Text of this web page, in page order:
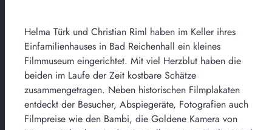
Helma Türk und Christian Riml haben im Keller ihres
Einfamilienhauses in Bad Reichenhall ein kleines
Filmmuseum eingerichtet. Mit viel Herzblut haben die
beiden im Laufe der Zeit kostbare Schätze
zusammengetragen. Neben historischen Filmplakaten
entdeckt der Besucher, Abspiegeräte, Fotografien auch
Filmpreise wie den Bambi, die Goldene Kamera von